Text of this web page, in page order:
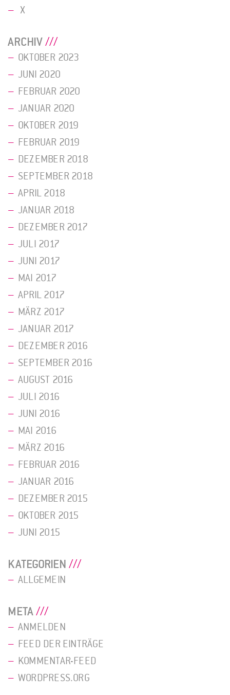
X
ARCHIV
OKTOBER 2023
JUNI 2020
FEBRUAR 2020
JANUAR 2020
OKTOBER 2019
FEBRUAR 2019
DEZEMBER 2018
SEPTEMBER 2018
APRIL 2018
JANUAR 2018
DEZEMBER 2017
JULI 2017
JUNI 2017
MAI 2017
APRIL 2017
MÄRZ 2017
JANUAR 2017
DEZEMBER 2016
SEPTEMBER 2016
AUGUST 2016
JULI 2016
JUNI 2016
MAI 2016
MÄRZ 2016
FEBRUAR 2016
JANUAR 2016
DEZEMBER 2015
OKTOBER 2015
JUNI 2015
KATEGORIEN
ALLGEMEIN
META
ANMELDEN
FEED DER EINTRÄGE
KOMMENTAR-FEED
WORDPRESS.ORG